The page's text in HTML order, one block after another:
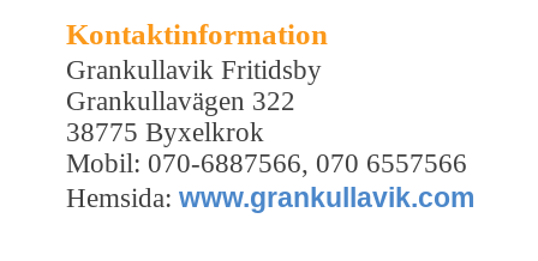
Kontaktinformation
Grankullavik Fritidsby
Grankullavägen 322
38775 Byxelkrok
Mobil: 070-6887566, 070 6557566
Hemsida: www.grankullavik.com